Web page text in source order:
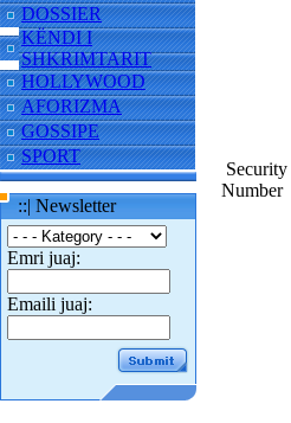
DOSSIER
KËNDI I
SHKRIMTARIT
HOLLYWOOD
AFORIZMA
GOSSIPE
SPORT
::| Newsletter
Emri juaj:
Emaili juaj:
Security
Number